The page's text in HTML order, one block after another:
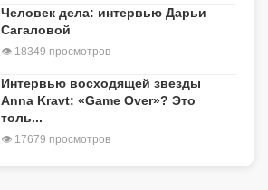
Человек дела: интервью Дарьи
Сагаловой
👁 18349 просмотров
Интервью восходящей звезды
Anna Kravt: «Game Over»? Это
толь...
👁 17679 просмотров